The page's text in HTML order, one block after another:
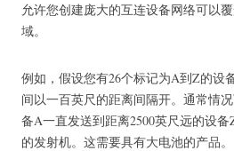
允许您创建庞大的互连设备网络可以
域。
例如，假设您有26个标记为A到Z的设
间以一百英尺的距离间隔开。 通常情
备A一直发送到距离2500英尺远的设
的发射机。 这需要具有大电池的产品。